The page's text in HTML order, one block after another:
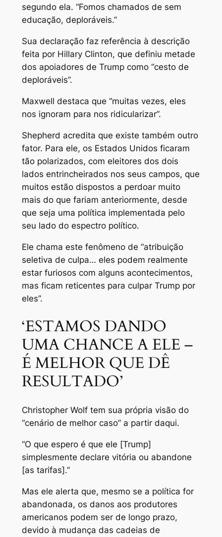
segundo ela. “Fomos chamados de sem
educação, deploráveis.”
Sua declaração faz referência à descrição
feita por Hillary Clinton, que definiu metade
dos apoiadores de Trump como “cesto de
deploráveis”.
Maxwell destaca que “muitas vezes, eles
nos ignoram para nos ridicularizar”.
Shepherd acredita que existe também outro
fator. Para ele, os Estados Unidos ficaram
tão polarizados, com eleitores dos dois
lados entrincheirados nos seus campos, que
muitos estão dispostos a perdoar muito
mais do que fariam anteriormente, desde
que seja uma política implementada pelo
seu lado do espectro político.
Ele chama este fenômeno de “atribuição
seletiva de culpa… eles podem realmente
estar furiosos com alguns acontecimentos,
mas ficam reticentes para culpar Trump por
eles”.
‘ESTAMOS DANDO
UMA CHANCE A ELE –
É MELHOR QUE DÊ
RESULTADO’
Christopher Wolf tem sua própria visão do
“cenário de melhor caso” a partir daqui.
“O que espero é que ele [Trump]
simplesmente declare vitória ou abandone
[as tarifas].”
Mas ele alerta que, mesmo se a política for
abandonada, os danos aos produtores
americanos podem ser de longo prazo,
devido à mudança das cadeias de